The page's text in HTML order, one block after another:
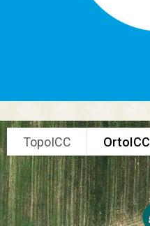
TopoICC OrtoICC